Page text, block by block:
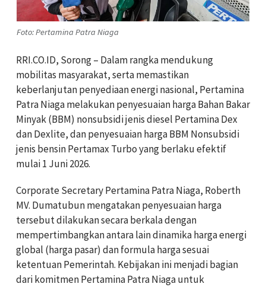
Foto: Pertamina Patra Niaga
RRI.CO.ID, Sorong – Dalam rangka mendukung
mobilitas masyarakat, serta memastikan
keberlanjutan penyediaan energi nasional, Pertamina
Patra Niaga melakukan penyesuaian harga Bahan Bakar
Minyak (BBM) nonsubsidi jenis diesel Pertamina Dex
dan Dexlite, dan penyesuaian harga BBM Nonsubsidi
jenis bensin Pertamax Turbo yang berlaku efektif
mulai 1 Juni 2026.
Corporate Secretary Pertamina Patra Niaga, Roberth
MV. Dumatubun mengatakan penyesuaian harga
tersebut dilakukan secara berkala dengan
mempertimbangkan antara lain dinamika harga energi
global (harga pasar) dan formula harga sesuai
ketentuan Pemerintah. Kebijakan ini menjadi bagian
dari komitmen Pertamina Patra Niaga untuk